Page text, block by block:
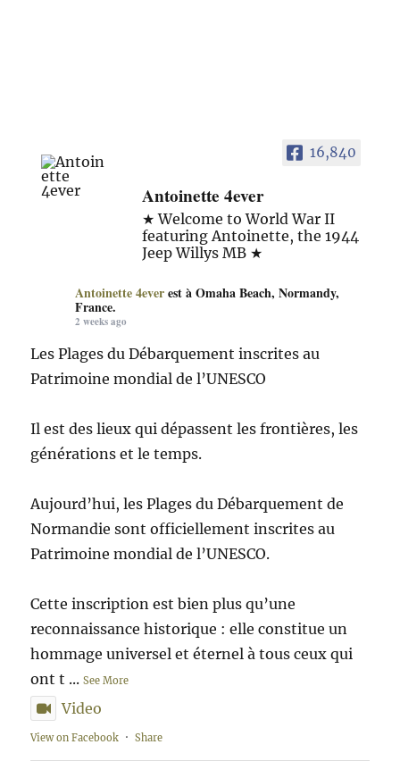
16,840
Antoinette 4ever
★ Welcome to World War II
featuring Antoinette, the 1944
Jeep Willys MB ★
Antoinette 4ever est à Omaha Beach, Normandy,
France.
2 weeks ago
Les Plages du Débarquement inscrites au
Patrimoine mondial de l’UNESCO
Il est des lieux qui dépassent les frontières, les
générations et le temps.
Aujourd’hui, les Plages du Débarquement de
Normandie sont officiellement inscrites au
Patrimoine mondial de l’UNESCO.
Cette inscription est bien plus qu’une
reconnaissance historique : elle constitue un
hommage universel et éternel à tous ceux qui
ont t ...See More
Video
View on Facebook · Share